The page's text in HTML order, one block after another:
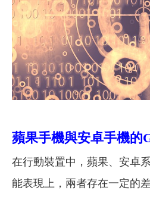
蘋果手機與安卓手機的
在行動裝置中，蘋果、安卓
能表現上，兩者存在一定的